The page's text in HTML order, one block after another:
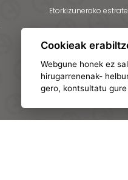
Etorkizunerako
Cookieak
Webgune honek ez
hirugarrenenak-
gero, kontsultatu gure